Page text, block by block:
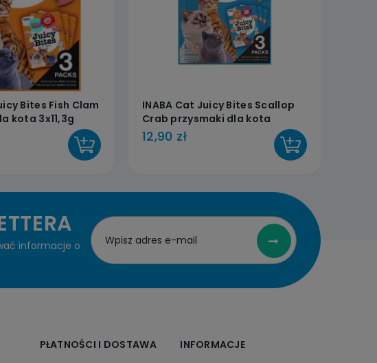
Bites Fish Clam
kota 3x11,3g
INABA Cat Juicy Bites Scallop
Crab przysmaki dla kota
3x11,3g
12,90 zł
informacje o
PŁATNOŚCI I DOSTAWA
INFORMACJE